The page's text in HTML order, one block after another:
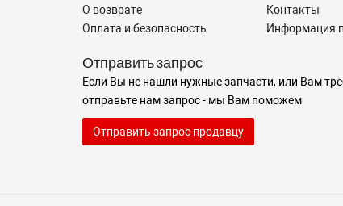
О возврате
Оплата и безопасность
Контакты
Информация
Отправить запрос
Если Вы не нашли нужные запчасти, или Вам
отправьте нам запрос - мы Вам поможем
Отправить запрос продавцу